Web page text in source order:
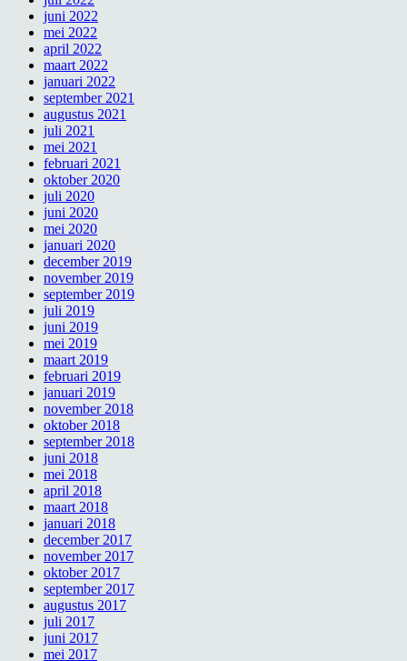
juni 2022
mei 2022
april 2022
maart 2022
januari 2022
september 2021
augustus 2021
juli 2021
mei 2021
februari 2021
oktober 2020
juli 2020
juni 2020
mei 2020
januari 2020
december 2019
november 2019
september 2019
juli 2019
juni 2019
mei 2019
maart 2019
februari 2019
januari 2019
november 2018
oktober 2018
september 2018
juni 2018
mei 2018
april 2018
maart 2018
januari 2018
december 2017
november 2017
oktober 2017
september 2017
augustus 2017
juli 2017
juni 2017
mei 2017